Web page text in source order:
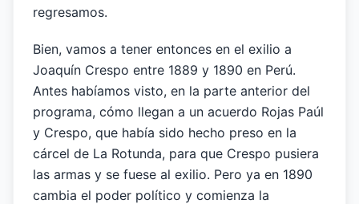
regresamos.
Bien, vamos a tener entonces en el exilio a
Joaquín Crespo entre 1889 y 1890 en Perú.
Antes habíamos visto, en la parte anterior del
programa, cómo llegan a un acuerdo Rojas Paúl
y Crespo, que había sido hecho preso en la
cárcel de La Rotunda, para que Crespo pusiera
las armas y se fuese al exilio. Pero ya en 1890
cambia el poder político y comienza la